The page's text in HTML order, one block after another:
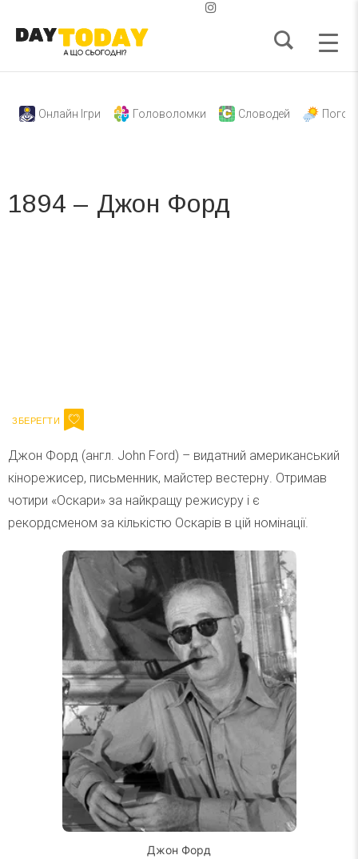
Онлайн Ігри Головоломки Словодей
1894 – Джон Форд
Джон Форд (англ. John Ford) – видатний американський
кінорежисер, письменник, майстер вестерну. Отримав
чотири «Оскари» за найкращу режисуру і є
рекордсменом за кількістю Оскарів в цій номінації.
Джон Форд